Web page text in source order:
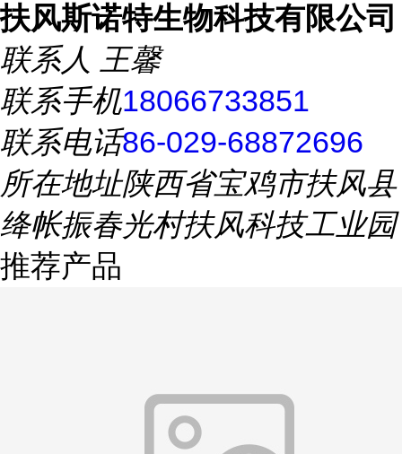
扶风斯诺特生物科技有限公司
联系人 王馨
联系手机18066733851
联系电话86-029-68872696
所在地址陕西省宝鸡市扶风县
绛帐振春光村扶风科技工业园
推荐产品